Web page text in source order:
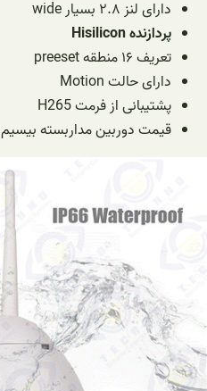
دارای لنز ۲.۸ بسیار wide
پردازنده Hisilicon
تعریف ۱۶ منطقه preeset
دارای حالت Motion
پشتیبانی از فرمت H265
قیمت دوربین مداربسته بیسیم 360 درجه اسپید دام